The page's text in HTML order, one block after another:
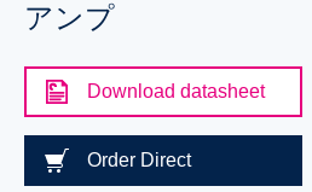
アンプ
Download datasheet
Order Direct